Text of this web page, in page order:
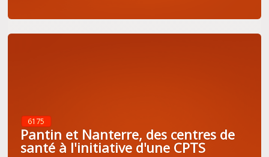
6175
Pantin et Nanterre, des centres de
santé à l'initiative d'une CPTS